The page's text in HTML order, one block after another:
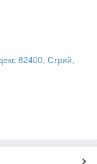
82400, Стрий,